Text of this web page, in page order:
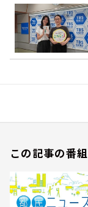
この記事の番